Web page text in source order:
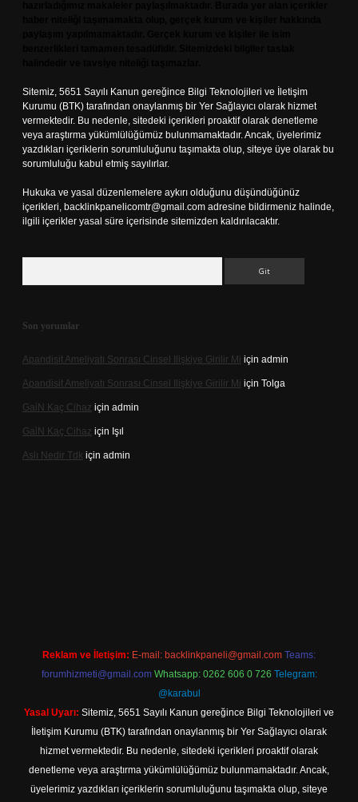
Sitemiz, 5651 Sayılı Kanun gereğince Bilgi Teknolojileri ve İletişim
Kurumu (BTK) tarafından onaylanmış bir Yer Sağlayıcı olarak hizmet
vermektedir. Bu nedenle, sitedeki içerikleri proaktif olarak denetleme
veya araştırma yükümlülüğümüz bulunmamaktadır. Ancak, üyelerimiz
yazdıkları içeriklerin sorumluluğunu taşımakta olup, siteye üye olarak bu
sorumluluğu kabul etmiş sayılırlar.
Hukuka ve yasal düzenlemelere aykırı olduğunu düşündüğünüz
içerikleri, backlinkpanelicomtr@gmail.com adresine bildirmeniz halinde,
ilgili içerikler yasal süre içerisinde sitemizden kaldırılacaktır.
Son yorumlar
Apandisit Ameliyatı Sonrası Cinsel Ilişkiye Girilir Mi için admin
Apandisit Ameliyatı Sonrası Cinsel Ilişkiye Girilir Mi için Tolga
Gai̇N Kaç Cihaz için admin
Gai̇N Kaç Cihaz için Işıl
Aslı Nedir Tdk için admin
Reklam ve İletişim: E-mail: backlinkpaneli@gmail.com Teams:
forumhizmeti@gmail.com Whatsapp: 0262 606 0 726 Telegram:
@karabul
Yasal Uyarı: Sitemiz, 5651 Sayılı Kanun gereğince Bilgi Teknolojileri ve
İletişim Kurumu (BTK) tarafından onaylanmış bir Yer Sağlayıcı olarak
hizmet vermektedir. Bu nedenle, sitedeki içerikleri proaktif olarak
denetleme veya araştırma yükümlülüğümüz bulunmamaktadır. Ancak,
üyelerimiz yazdıkları içeriklerin sorumluluğunu taşımakta olup, siteye